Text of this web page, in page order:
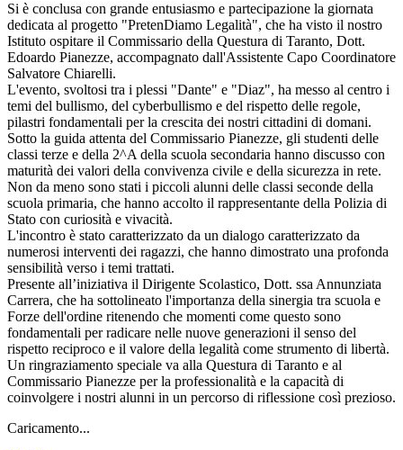
​Si è conclusa con grande entusiasmo e partecipazione la giornata
dedicata al progetto "PretenDiamo Legalità", che ha visto il nostro
Istituto ospitare il Commissario della Questura di Taranto, Dott.
Edoardo Pianezze, accompagnato dall'Assistente Capo Coordinatore
Salvatore Chiarelli.
​L'evento, svoltosi tra i plessi "Dante" e "Diaz", ha messo al centro i
temi del bullismo, del cyberbullismo e del rispetto delle regole,
pilastri fondamentali per la crescita dei nostri cittadini di domani.
​Sotto la guida attenta del Commissario Pianezze, gli studenti delle
classi terze e della 2^A della scuola secondaria hanno discusso con
maturità dei valori della convivenza civile e della sicurezza in rete.
Non da meno sono stati i piccoli alunni delle classi seconde della
scuola primaria, che hanno accolto il rappresentante della Polizia di
Stato con curiosità e vivacità.
​L'incontro è stato caratterizzato da un dialogo caratterizzato da
numerosi interventi dei ragazzi, che hanno dimostrato una profonda
sensibilità verso i temi trattati.
​Presente all’iniziativa il Dirigente Scolastico, Dott. ssa Annunziata
Carrera, che ha sottolineato l'importanza della sinergia tra scuola e
Forze dell'ordine ritenendo che momenti come questo sono
fondamentali per radicare nelle nuove generazioni il senso del
rispetto reciproco e il valore della legalità come strumento di libertà.
​Un ringraziamento speciale va alla Questura di Taranto e al
Commissario Pianezze per la professionalità e la capacità di
coinvolgere i nostri alunni in un percorso di riflessione così prezioso.
Caricamento...